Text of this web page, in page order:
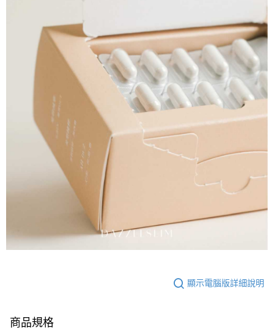
顯示電腦版詳細說明
商品規格